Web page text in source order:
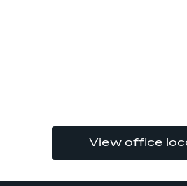
View office